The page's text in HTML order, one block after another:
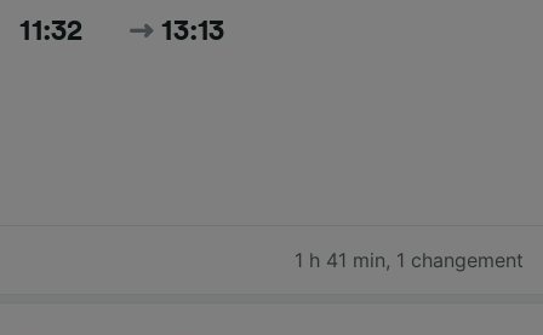
11:32 13:13
1 h 41 min, 1 changement